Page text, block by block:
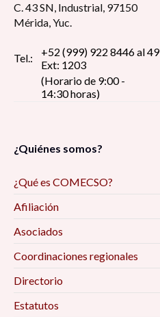
C. 43 SN, Industrial, 97150
Mérida, Yuc.
Tel.:
+52 (999) 922 8446 al 49
Ext: 1203
(Horario de 9:00 -
14:30 horas)
¿Quiénes somos?
¿Qué es COMECSO?
Afiliación
Asociados
Coordinaciones regionales
Directorio
Estatutos